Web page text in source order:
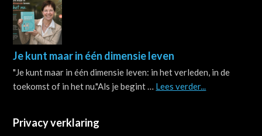
Je kunt maar in één dimensie leven
"Je kunt maar in één dimensie leven: in het verleden, in de
toekomst of in het nu."Als je begint … Lees verder...
Privacy verklaring